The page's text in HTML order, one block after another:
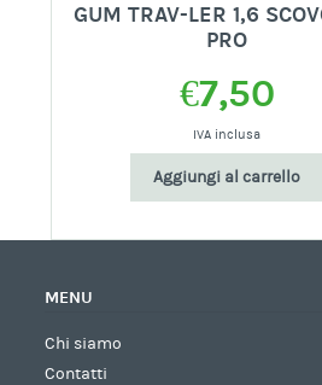
GUM TRAV-LER 1,6
PRO
€7,50
IVA inclusa
Aggiungi al carrello
MENU
Chi siamo
Contatti